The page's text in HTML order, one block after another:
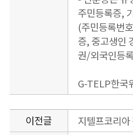
주민등록증,
(주민등록번
증, 중고생인
권/외국인등
G-TELP한국
이전글
지텔프코리